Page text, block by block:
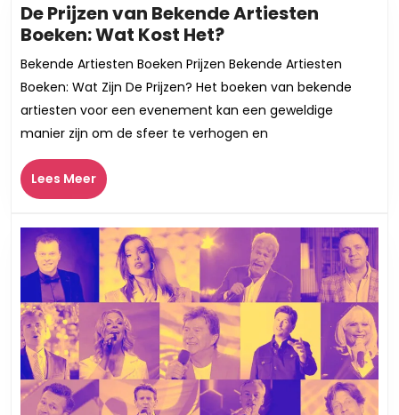
De Prijzen van Bekende Artiesten
Boeken: Wat Kost Het?De
Prijzen
van
Bekende
Artiesten
Boeken:
Bekende Artiesten Boeken Prijzen Bekende Artiesten
Boeken: Wat Zijn De Prijzen? Het boeken van bekende
artiesten voor een evenement kan een geweldige
manier zijn om de sfeer te verhogen en
Lees MeerLees
Meer